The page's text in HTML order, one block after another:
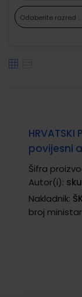
Odaberite razred ...
HRVATSKI
povijesni
Šifra
Autor(i):
Nakladnik:
broj